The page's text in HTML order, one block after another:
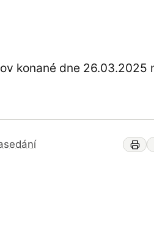
konané dne 26.03.2025